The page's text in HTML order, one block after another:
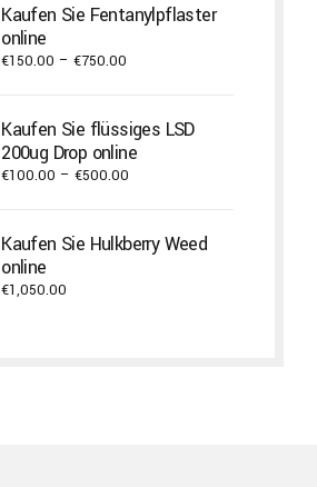
through
Kaufen Sie Fentanylpflaster
online
€150.00 – €750.00
through
€750.00
Kaufen Sie flüssiges LSD
200ug Drop online
€100.00 – €500.00
through
Kaufen Sie Hulkberry Weed
online
€1,050.00